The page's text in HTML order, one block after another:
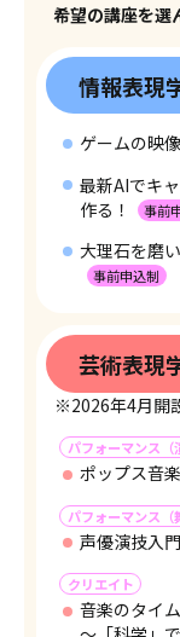
希望の講座を選
情報表現
ゲームの映
最新AIでキ
作る！
事前
大理石を磨
事前申込制
芸術表現
※2026年4月開
パフォーマンス（
ポップス音
パフォーマンス（
声優演技入門
クリエイト
音楽のタイ